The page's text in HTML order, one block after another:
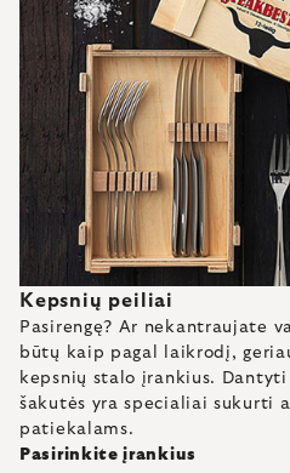
Kepsnių peiliai
Pasirengę? Ar nekantraujate
būtų kaip pagal laikrodį,
kepsnių stalo įrankius.
šakutės yra specialiai sukurti
patiekalams.
Pasirinkite įrankius